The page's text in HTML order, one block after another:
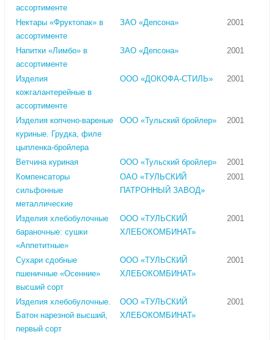
ассортименте
Нектары «Фруктопак» в
ассортименте
ЗАО «Депсона» 2001
Напитки «Лимбо» в
ассортименте
ЗАО «Депсона» 2001
Изделия
кожгалантерейные в
ассортименте
ООО «ДОКОФА-СТИЛЬ» 2001
Изделия копчено-вареные
куриные. Грудка, филе
цыпленка-бройлера
ООО «Тульский бройлер» 2001
Ветчина куриная ООО «Тульский бройлер»
2001
Компенсаторы
сильфонные
металлические
ОАО «ТУЛЬСКИЙ
ПАТРОННЫЙ ЗАВОД»
2001
Изделия хлебобулочные
бараночные: сушки
«Аппетитные»
ООО «ТУЛЬСКИЙ
ХЛЕБОКОМБИНАТ»
2001
Сухари сдобные
пшеничные «Осенние»
высший сорт
ООО «ТУЛЬСКИЙ
ХЛЕБОКОМБИНАТ»
2001
Изделия хлебобулочные.
Батон нарезной высший,
первый сорт
ООО «ТУЛЬСКИЙ
ХЛЕБОКОМБИНАТ»
2001